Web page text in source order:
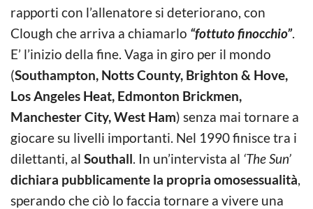
rapporti con l’allenatore si deteriorano, con
Clough che arriva a chiamarlo “fottuto finocchio”.
E’ l’inizio della fine. Vaga in giro per il mondo
(Southampton, Notts County, Brighton & Hove,
Los Angeles Heat, Edmonton Brickmen,
Manchester City, West Ham) senza mai tornare a
giocare su livelli importanti. Nel 1990 finisce tra i
dilettanti, al Southall. In un’intervista al ‘The Sun’
dichiara pubblicamente la propria omosessualità,
sperando che ciò lo faccia tornare a vivere una